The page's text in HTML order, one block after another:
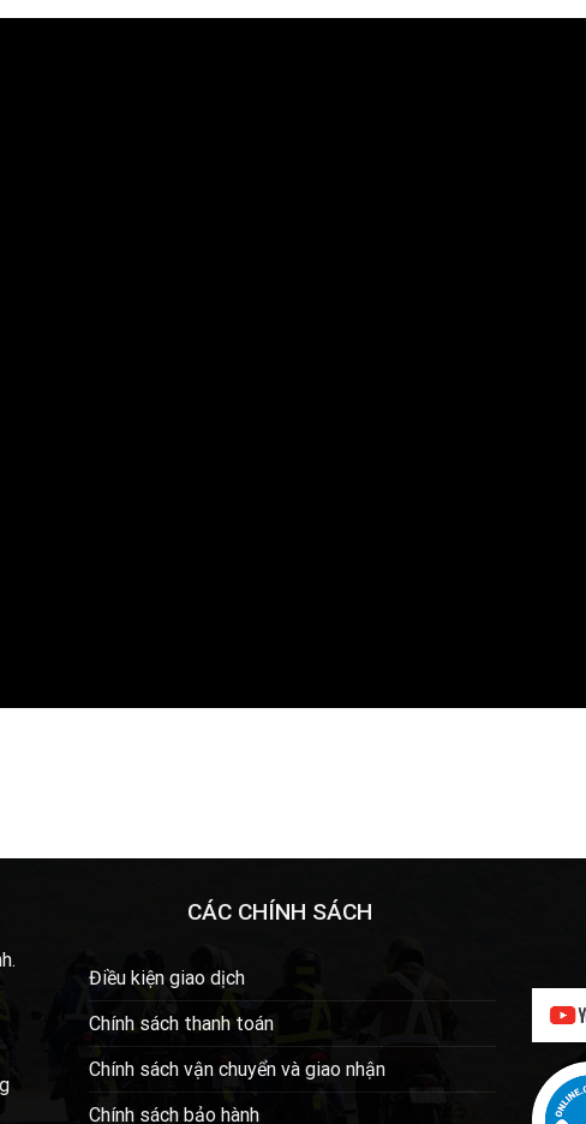
CÁC CHÍNH SÁCH
Điều kiện giao dịch
Chính sách thanh toán
Chính sách vận chuyển và giao nhận
Chính sách bảo hành